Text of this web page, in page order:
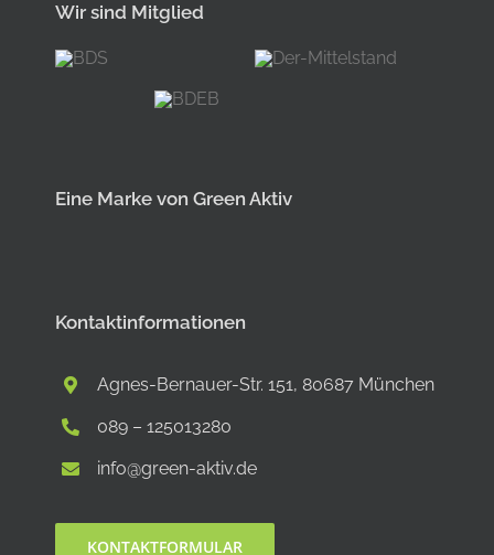
Wir sind Mitglied
Eine Marke von Green Aktiv
Kontaktinformationen
Agnes-Bernauer-Str. 151, 80687 München
089 – 125013280
info@green-aktiv.de
KONTAKTFORMULAR